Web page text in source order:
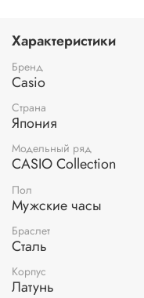
Характеристики
Бренд
Casio
Страна
Япония
Модельный ряд
CASIO Collection
Пол
Мужские часы
Браслет
Сталь
Корпус
Латунь